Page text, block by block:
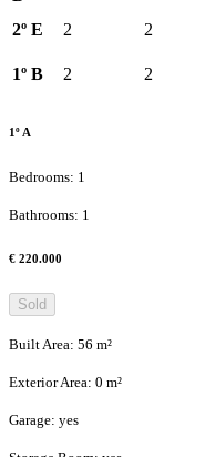
2º E
2 2
1º B
2 2
1º A
Bedrooms: 1
Bathrooms: 1
€ 220.000
Sold
Built Area: 56 m²
Exterior Area: 0 m²
Garage: yes